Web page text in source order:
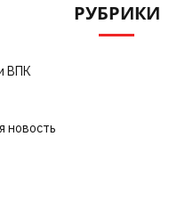
РУБРИКИ
ВПК
новость